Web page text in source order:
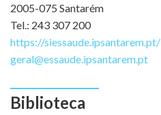
2005-075 Santarém
Tel.: 243 307 200
https://siessaude.ipsantarem.pt/
geral@essaude.ipsantarem.pt
Biblioteca